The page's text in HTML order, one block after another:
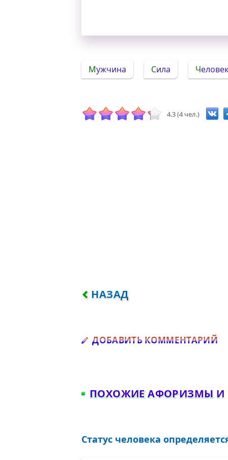
Мужчина Сила Человек
4.3 (4 чел.)
ПРЕДЫДУЩИЙ: НЕ
НАЗАД
ДОБАВИТЬ КОММЕНТАРИЙ
ПОХОЖИЕ АФОРИЗМЫ И
Статус человека